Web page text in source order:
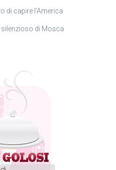
di capire l’America
silenzioso di Mosca